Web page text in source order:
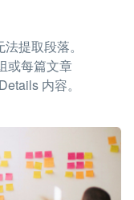
提取段落。
或每篇文章
内容。